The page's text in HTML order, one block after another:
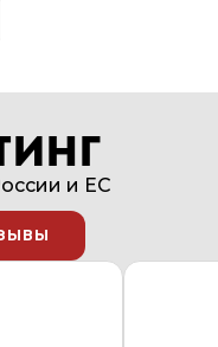
и EC